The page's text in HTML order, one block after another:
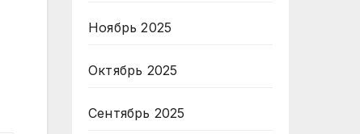
Ноябрь 2025
Октябрь 2025
Сентябрь 2025